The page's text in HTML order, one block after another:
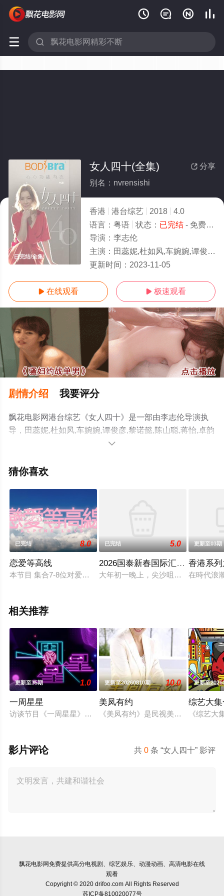
   
 
已完结/全集
 分享
女人四十(全集)
别名：nvrensishi
香港 港台综艺 2018
4.0
语言： 粤语 状态： 已完结- 免费在线观看
导演： 李志伦
主演： 田蕊妮,杜如风,车婉婉,谭俊彦,黎诺懿,陈山聪,蒋怡,卓韵芝,何颖璇,吴业坤,谷祖琳,袁文杰,刘颖镟,张文慈,丁子朗,朱芊佩,邓洢玲,
更新时间： 2023-11-05
 在线观看  极速观看
剧情介绍 我要评分
飘花电影网港台综艺《女人四十》是一部由李志伦导演执
导，田蕊妮,杜如风,车婉婉,谭俊彦,黎诺懿,陈山聪,蒋怡,卓韵
芝,何颖璇,吴业坤,谷祖琳,袁文杰,刘颖镟,张文慈,丁子朗,朱
结局剧情已揭晓（已完结），手机免费观看高清无删减完

猜你喜欢
已完结 8.0
恋爱等高线
本节目 集合7-8位对爱情有强烈渴望的单身男女，以「另类的媒
已完结 5.0
2026国泰新春国际汇演之夜
大年初一晚上，尖沙咀上演年度新春
更新至03期
香港系
在時代浪
相关推荐
更新至35期 1.0
一周星星
访谈节目《一周星星》，每集邀请星级艺人、界别名人，与区
更新至20260810期 10.0
美凤有约
《美凤有约》是民视美食节目，是
更新至
综艺大
《综艺大
共0 条 “女人四十” 影评
影片评论
飘花电影网免费提供高分电视剧、综艺娱乐、动漫动画、高清电影在线
观看
Copyright © 2020 drifoo.com All Rights Reserved
苏ICP备810020077号